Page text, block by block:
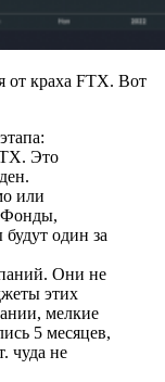
от краха FTX. Вот
Это
или
Фонды,
один за
Они не
этих
мелкие
5 месяцев,
чуда не